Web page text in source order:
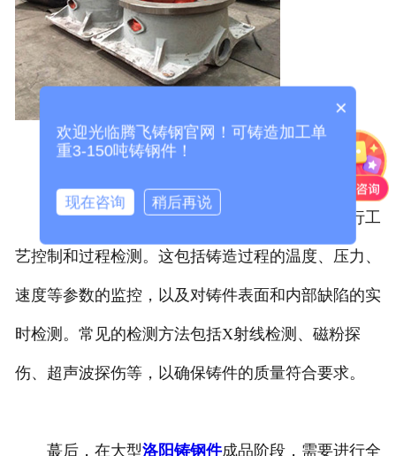
其次，洛阳大型铸钢件在生产过程中需要进行工
艺控制和过程检测。这包括铸造过程的温度、压力、
速度等参数的监控，以及对铸件表面和内部缺陷的实
时检测。常见的检测方法包括X射线检测、磁粉探
伤、超声波探伤等，以确保铸件的质量符合要求。
蕞后，在大型洛阳铸钢件成品阶段，需要进行全
×
欢迎光临腾飞铸钢官网！可铸造加工单
重3-150吨铸钢件！
现在咨询 稍后再说